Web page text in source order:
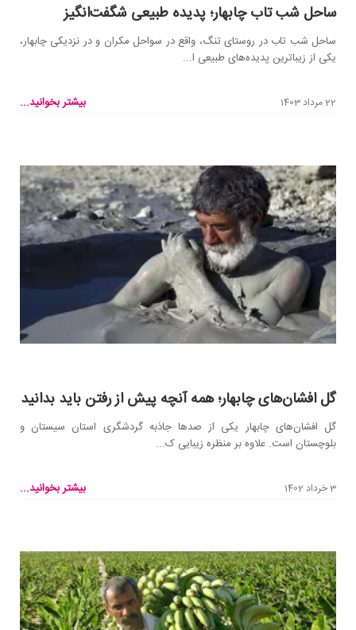
ساحل شب تاب چابهار؛ پدیده طبیعی شگفت‌انگیز
ساحل شب تاب در روستای تنگ، واقع در سواحل مکران و در نزدیکی چابهار،
یکی از زیباترین پدیده‌های طبیعی ا...
22 مرداد 1403 بیشتر بخوانید...
گل افشان‌های چابهار؛ همه آنچه پیش از رفتن باید بدانید
گل افشان‌های چابهار یکی از صد‌ها جاذبه‌ گردشگری استان سیستان و
بلوچستان است. علاوه بر منظره زیبایی ک...
3 خرداد 1402 بیشتر بخوانید...